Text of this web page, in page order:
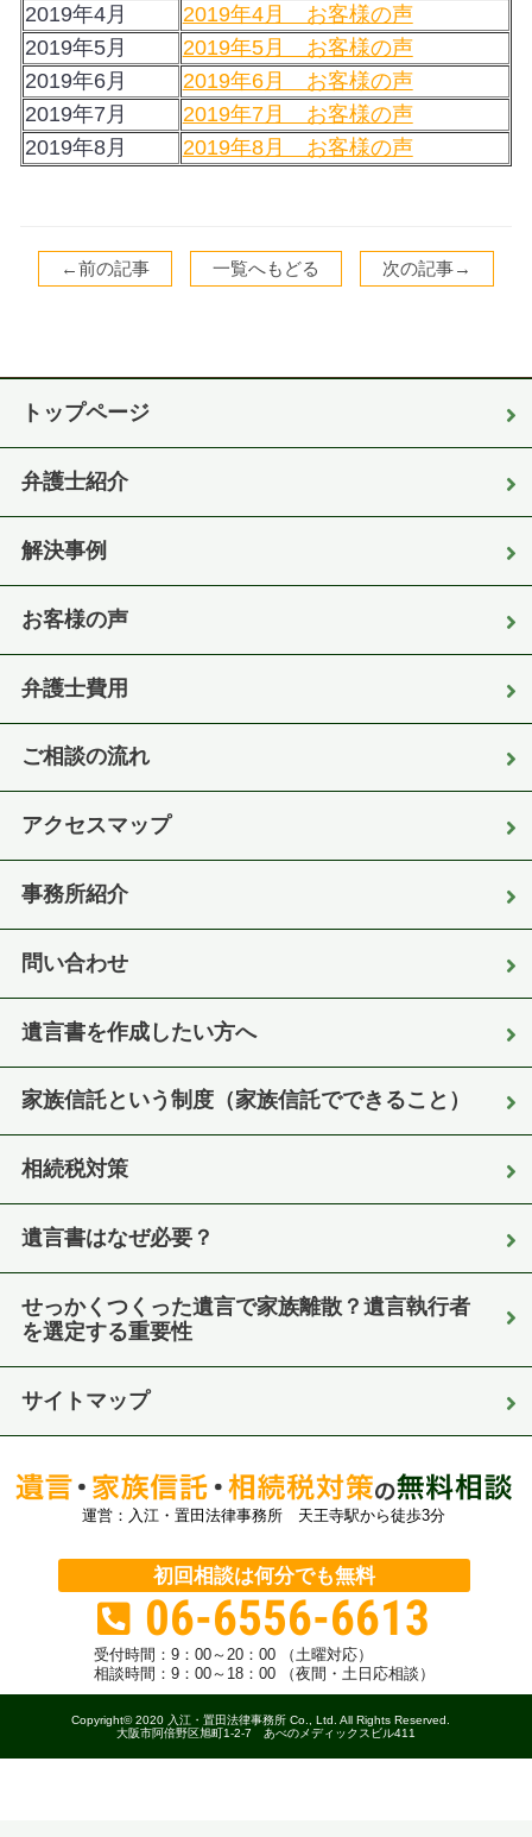
2019年4月
2019年4月 お客様の声
2019年5月
2019年5月 お客様の声
2019年6月
2019年6月 お客様の声
2019年7月
2019年7月 お客様の声
2019年8月
2019年8月 お客様の声
←前の記事 一覧へもどる 次の記事→
トップページ
弁護士紹介
解決事例
お客様の声
弁護士費用
ご相談の流れ
アクセスマップ
事務所紹介
問い合わせ
遺言書を作成したい方へ
家族信託という制度（家族信託でできること）
相続税対策
遺言書はなぜ必要？
せっかくつくった遺言で家族離散？遺言執行者
を選定する重要性
サイトマップ
運営：入江・置田法律事務所 天王寺駅から徒歩3分
初回相談は何分でも無料
06-6556-6613
受付時間： 9：00～20：00 （土曜対応）
相談時間：9：00～18：00 （夜間・土日応相談）
Copyright© 2020 入江・置田法律事務所 Co., Ltd. All Rights Reserved.
大阪市阿倍野区旭町1-2-7 あべのメディックスビル411